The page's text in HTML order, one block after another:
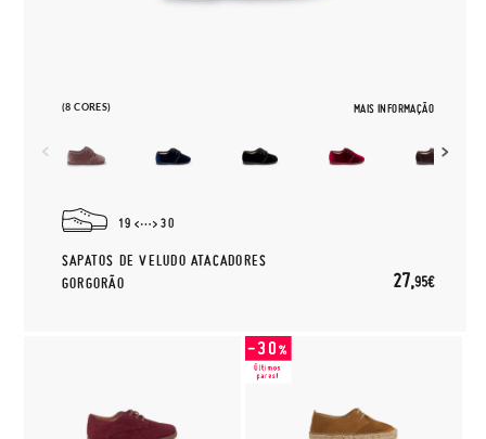
(8 CORES) MAIS INFORMAÇÃO
19 30
SAPATOS DE VELUDO ATACADORES
GORGORÃO
27,95€